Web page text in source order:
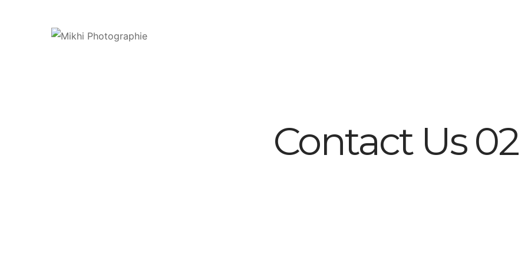
Contact Us 02